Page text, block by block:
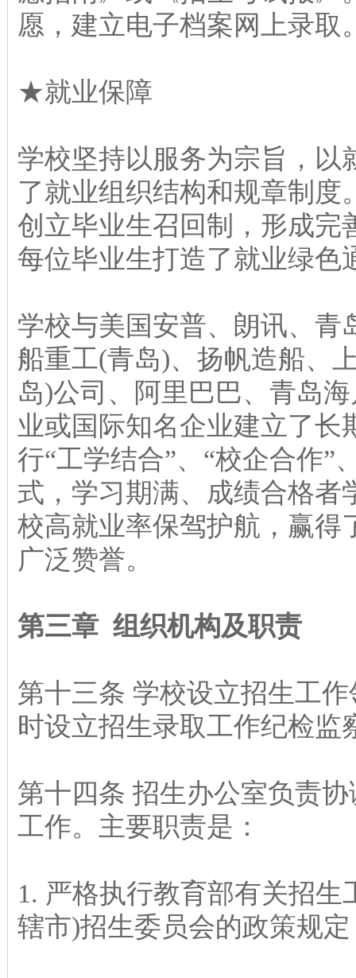
愿，建立电子档案网上录取
★就业保障
学校坚持以服务为宗旨，以
了就业组织结构和规章制
创立毕业生召回制，形成完
每位毕业生打造了就业绿色
学校与美国安普、朗讯、青
船重工(青岛)、扬帆造船、
岛)公司、阿里巴巴、青岛
业或国际知名企业建立了长
行“工学结合”、“校企合作”
式，学习期满、成绩合格者
校高就业率保驾护航，赢得
广泛赞誉。
第三章 组织机构及职责
第十三条 学校设立招生工
时设立招生录取工作纪检
第十四条 招生办公室负责
工作。主要职责是：
1. 严格执行教育部有关招
辖市)招生委员会的政策规